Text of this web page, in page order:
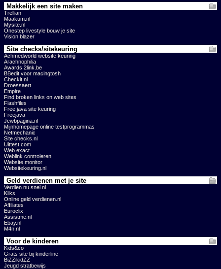
Makkelijk een site maken
Trellian
Maakum.nl
Mysite.nl
Onestep livestyle bouw je site
Vision blazer
Site checks/sitekeuring
Achmedworld website keuring
Arachnophilia
Awards 2link.be
BBedit voor macingtosh
Checkit.nl
Droessaert
Empire
Find broken links on web sites
Flashfiles
Free java site keuring
Freejava
Jewbpagina.nl
Mijnhomepage online testprogrammas
Netmechanic
Site checks.nl
Uittest.com
Web exact
Weblink controleren
Website monitor
Websitekeuring.nl
Geld verdienen met je site
Verdien nu snel.nl
Kliks
Online geld verdienen.nl
Affiliates
Euroclix
Assistme.nl
Ebay.nl
M4n.nl
Voor de kinderen
Kids&co
Grats site bij kinderline
BiZZikidZZ
Jeugd stratbewijs